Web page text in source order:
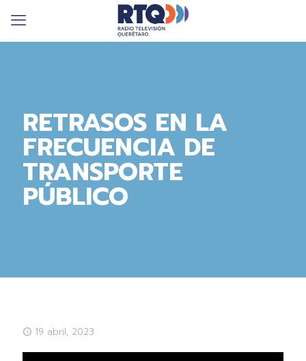
RETRASOS EN LA
FRECUENCIA DE
TRANSPORTE
PÚBLICO
19 abril, 2023